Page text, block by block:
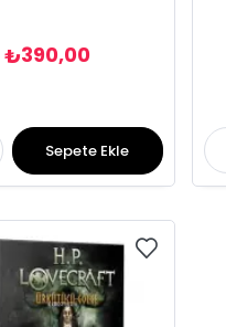
₺390,00
Sepete Ekle